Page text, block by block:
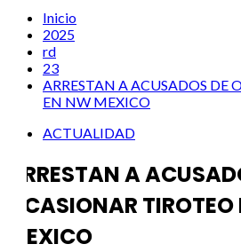
Inicio
2025
rd
23
ARRESTAN A ACUSADOS DE
EN NW MEXICO
ACTUALIDAD
ARRESTAN A
OCASIONAR
MEXICO